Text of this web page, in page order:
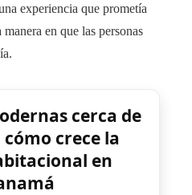
experiencia que prometía
en que las personas
cerca de
crece la
en